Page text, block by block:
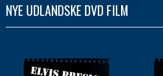
NYE UDLANDSKE DVD FILM